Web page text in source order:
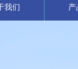
我们 产